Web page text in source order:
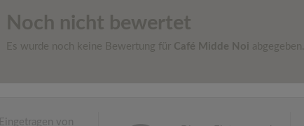
Noch nicht bewertet
Es wurde noch keine Bewertung für Café Midde Noi abgegeben.
Eingetragen von